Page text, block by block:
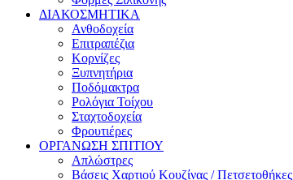
ΔΙΑΚΟΣΜΗΤΙΚΑ
Ανθοδοχεία
Επιτραπέζια
Κορνίζες
Ξυπνητήρια
Ποδόμακτρα
Ρολόγια Τοίχου
Σταχτοδοχεία
Φρουτιέρες
ΟΡΓΑΝΩΣΗ ΣΠΙΤΙΟΥ
Απλώστρες
Βάσεις Χαρτιού Κουζίνας / Πετσετοθήκες